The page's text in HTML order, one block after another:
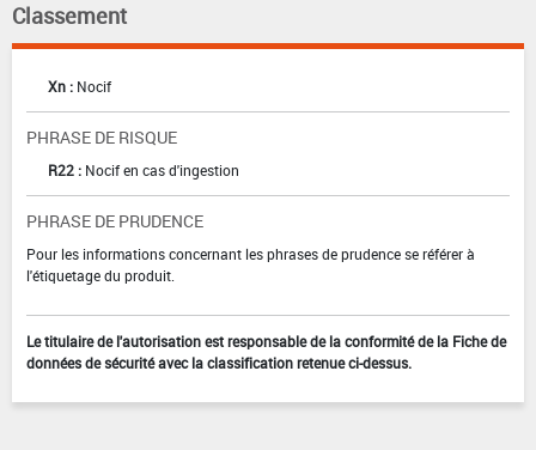
Classement
Xn : Nocif
PHRASE DE RISQUE
R22 : Nocif en cas d'ingestion
PHRASE DE PRUDENCE
Pour les informations concernant les phrases de prudence se référer à
l'étiquetage du produit.
Le titulaire de l'autorisation est responsable de la conformité de la Fiche de
données de sécurité avec la classification retenue ci-dessus.